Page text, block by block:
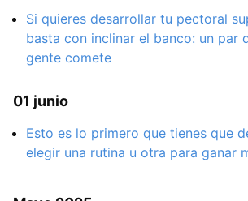
Si quieres desarrollar tu pectoral
basta con inclinar el banco: un par
gente comete
01 junio
Esto es lo primero que tienes que
elegir una rutina u otra para ganar